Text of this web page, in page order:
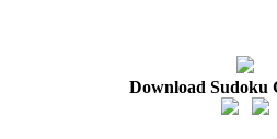
Download Sudoku